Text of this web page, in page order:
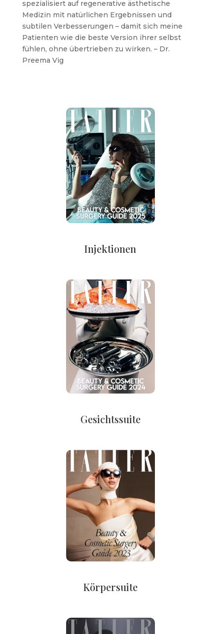
spezialisiert auf regenerative ästhetische
Medizin mit natürlichen Ergebnissen und
subtilen Verbesserungen – damit sich meine
Patienten wie die beste Version ihrer selbst
fühlen, ohne übertrieben zu wirken. – Dr.
Preema Vig
Injektionen
Gesichtssuite
Körpersuite